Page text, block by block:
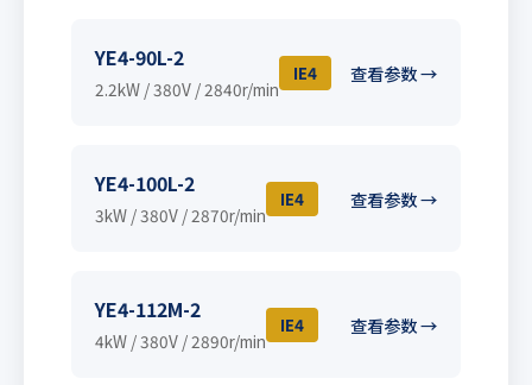
YE4-90L-2
2.2kW / 380V / 2840r/min
IE4 查看参数 →
YE4-100L-2
3kW / 380V / 2870r/min
IE4 查看参数 →
YE4-112M-2
4kW / 380V / 2890r/min
IE4 查看参数 →